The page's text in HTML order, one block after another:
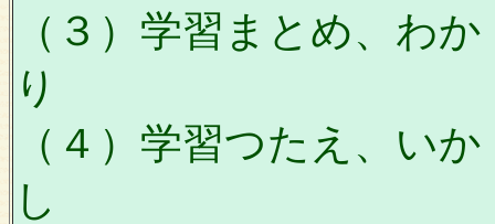
（３）学習まとめ、わか
り
（４）学習つたえ、いか
し